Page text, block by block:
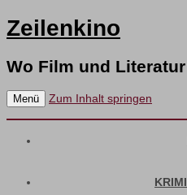
Zeilenkino
Wo Film und
Menü Zum Inhalt springen